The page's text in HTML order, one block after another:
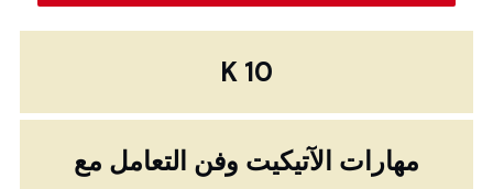
K 10
مهارات الآتيكيت وفن التعامل مع